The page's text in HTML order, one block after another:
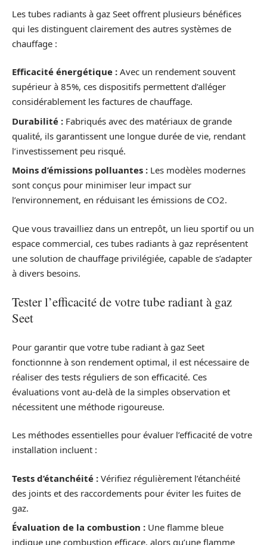
Les tubes radiants à gaz Seet offrent plusieurs bénéfices
qui les distinguent clairement des autres systèmes de
chauffage :
Efficacité énergétique : Avec un rendement souvent
supérieur à 85%, ces dispositifs permettent d’alléger
considérablement les factures de chauffage.
Durabilité : Fabriqués avec des matériaux de grande
qualité, ils garantissent une longue durée de vie, rendant
l’investissement peu risqué.
Moins d’émissions polluantes : Les modèles modernes
sont conçus pour minimiser leur impact sur
l’environnement, en réduisant les émissions de CO2.
Que vous travailliez dans un entrepôt, un lieu sportif ou un
espace commercial, ces tubes radiants à gaz représentent
une solution de chauffage privilégiée, capable de s’adapter
à divers besoins.
Tester l’efficacité de votre tube radiant à gaz
Seet
Pour garantir que votre tube radiant à gaz Seet
fonctionnne à son rendement optimal, il est nécessaire de
réaliser des tests réguliers de son efficacité. Ces
évaluations vont au-delà de la simples observation et
nécessitent une méthode rigoureuse.
Les méthodes essentielles pour évaluer l’efficacité de votre
installation incluent :
Tests d’étanchéité : Vérifiez régulièrement l’étanchéité
des joints et des raccordements pour éviter les fuites de
gaz.
Évaluation de la combustion : Une flamme bleue
indique une combustion efficace, alors qu’une flamme